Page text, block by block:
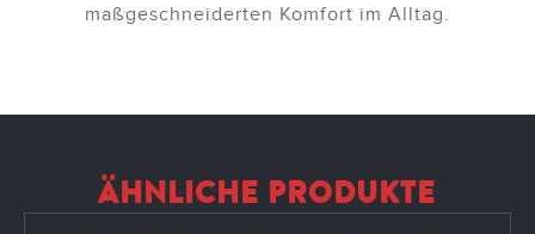
maßgeschneiderten Komfort im Alltag.
ÄHNLICHE PRODUKTE